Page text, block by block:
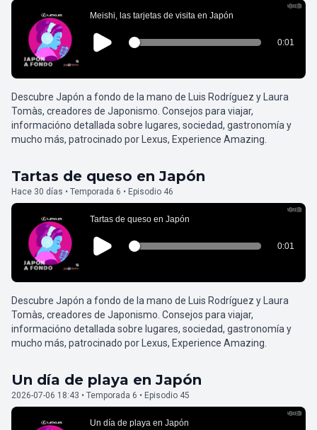
Descubre Japón a fondo de la mano de Luis Rodríguez y Laura
Tomàs, creadores de Japonismo. Consejos para viajar,
informacióno detallada sobre lugares, sociedad, gastronomía y
mucho más, patrocinado por Lexus, Experience Amazing.
Tartas de queso en Japón
Hace 30 días • Temporada 6 • Episodio 46
Descubre Japón a fondo de la mano de Luis Rodríguez y Laura
Tomàs, creadores de Japonismo. Consejos para viajar,
informacióno detallada sobre lugares, sociedad, gastronomía y
mucho más, patrocinado por Lexus, Experience Amazing.
Un día de playa en Japón
2026-07-06 18:43 • Temporada 6 • Episodio 45